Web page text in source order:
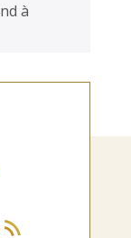
à